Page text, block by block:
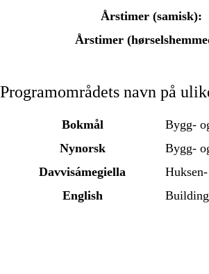
Årstimer (samisk):
Årstimer
Programområdets navn på
Bokmål
Bygg-
Nynorsk
Bygg-
Davvisámegiella
English